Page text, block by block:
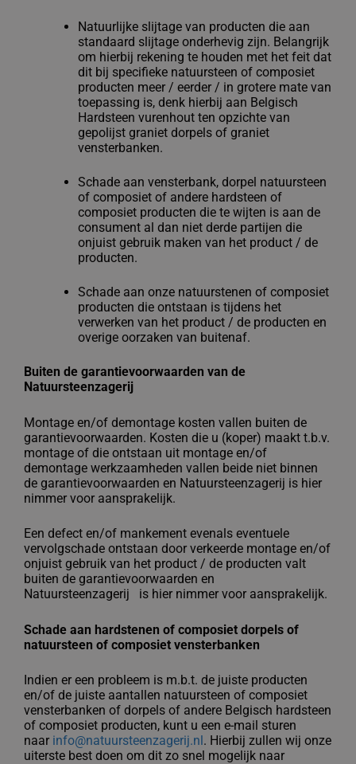
Natuurlijke slijtage van producten die aan
standaard slijtage onderhevig zijn. Belangrijk
om hierbij rekening te houden met het feit dat
dit bij specifieke natuursteen of composiet
producten meer / eerder / in grotere mate van
toepassing is, denk hierbij aan Belgisch
Hardsteen vurenhout ten opzichte van
gepolijst graniet dorpels of graniet
vensterbanken.
Schade aan vensterbank, dorpel natuursteen
of composiet of andere hardsteen of
composiet producten die te wijten is aan de
consument al dan niet derde partijen die
onjuist gebruik maken van het product / de
producten.
Schade aan onze natuurstenen of composiet
producten die ontstaan is tijdens het
verwerken van het product / de producten en
overige oorzaken van buitenaf.
Buiten de garantievoorwaarden van de
Natuursteenzagerij
Montage en/of demontage kosten vallen buiten de
garantievoorwaarden. Kosten die u (koper) maakt t.b.v.
montage of die ontstaan uit montage en/of
demontage werkzaamheden vallen beide niet binnen
de garantievoorwaarden en Natuursteenzagerij is hier
nimmer voor aansprakelijk.
Een defect en/of mankement evenals eventuele
vervolgschade ontstaan door verkeerde montage en/of
onjuist gebruik van het product / de producten valt
buiten de garantievoorwaarden en
Natuursteenzagerij
is hier nimmer voor aansprakelijk.
Schade aan hardstenen of composiet dorpels of
natuursteen of composiet vensterbanken
Indien er een probleem is m.b.t. de juiste producten
en/of de juiste aantallen natuursteen of composiet
vensterbanken of dorpels of andere Belgisch hardsteen
of composiet producten, kunt u een e-mail sturen
naar info@natuursteenzagerij.nl . Hierbij zullen wij onze
uiterste best doen om dit zo snel mogelijk naar